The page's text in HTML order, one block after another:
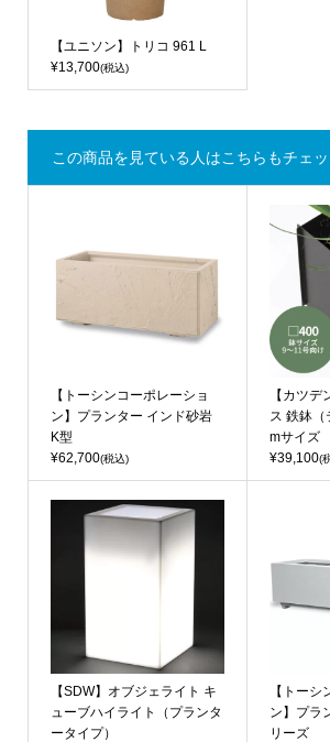
【ユニソン】トリコ 961 L
¥13,700(税込)
この商品を見ている人はこちらもチェッ
【トーシンコーポレーショ
ン】プランター インド砂岩
K型
¥62,700(税込)
【カツデ
ス 鉄鉢
mサイズ
¥39,100(
【SDW】オブジェライト キ
ューブハイライト（プランタ
ータイプ）
【トーシ
ン】プラ
リーズ